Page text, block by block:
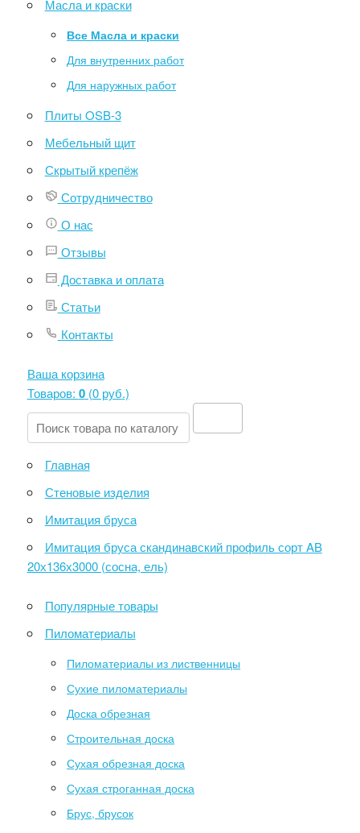
Масла и краски
Все Масла и краски
Для внутренних работ
Для наружных работ
Плиты OSB-3
Мебельный щит
Скрытый крепёж
Сотрудничество
О нас
Отзывы
Доставка и оплата
Статьи
Контакты
Ваша корзина
Товаров: 0(0 руб.)
Главная
Стеновые изделия
Имитация бруса
Имитация бруса скандинавский профиль сорт AB
20х136х3000 (сосна, ель)
Популярные товары
Пиломатериалы
Пиломатериалы из лиственницы
Сухие пиломатериалы
Доска обрезная
Строительная доска
Сухая обрезная доска
Сухая строганная доска
Брус, брусок